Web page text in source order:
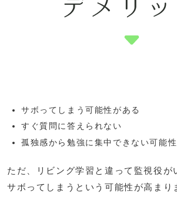
サボってしまう可能性がある
すぐ質問に答えられない
孤独感から勉強に集中できない可能
ただ、リビング学習と違って監視役が
サボってしまうという可能性が高まり